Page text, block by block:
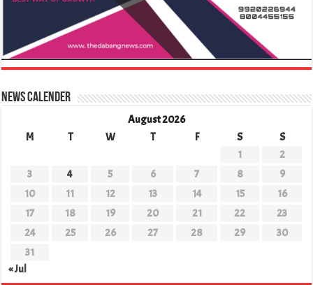
News Calender
August 2026
M
T W T F S
S
1
2
3
4 5 6 7 8
9
10
11 12 13 14 15
16
17
18 19 20 21 22
23
24
25 26 27 28 29
30
31
« Jul